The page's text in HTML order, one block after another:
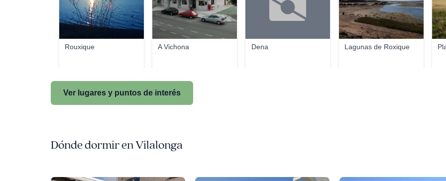
Rouxique A Vichona Dena Lagunas de Roxique
Ver lugares y puntos de interés
Dónde dormir en Vilalonga